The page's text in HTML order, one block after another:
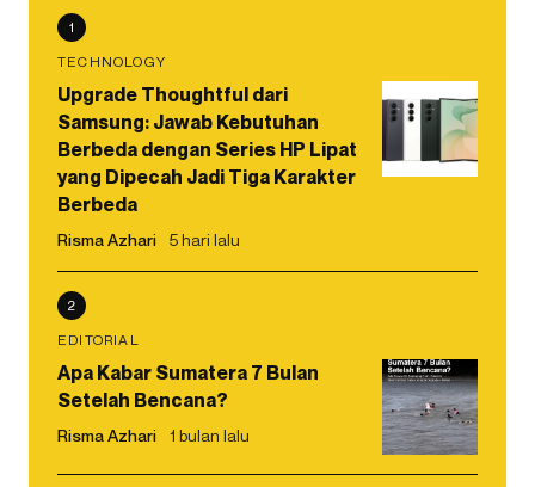
1
TECHNOLOGY
Upgrade Thoughtful dari
Samsung: Jawab Kebutuhan
Berbeda dengan Series HP Lipat
yang Dipecah Jadi Tiga Karakter
Berbeda
Risma Azhari 5 hari lalu
2
EDITORIAL
Apa Kabar Sumatera 7 Bulan
Setelah Bencana?
Risma Azhari 1 bulan lalu